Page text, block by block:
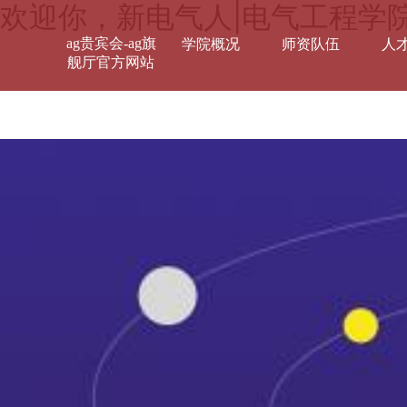
欢迎你，新电气人|电气工程
ag贵宾会-ag旗
舰厅官方网站
学院概况 师资队伍 人